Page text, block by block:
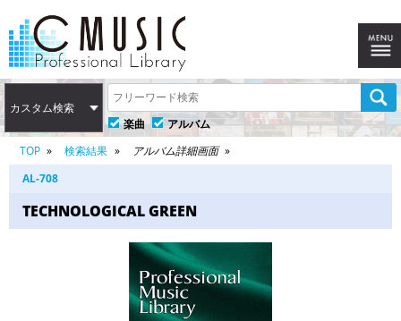
カスタム検索
楽曲
アルバム
TOP
検索結果
アルバム詳細画面
AL-708
TECHNOLOGICAL GREEN